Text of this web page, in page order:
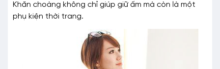
Khăn choàng không chỉ giúp giữ ấm mà còn là một
phụ kiện thời trang.